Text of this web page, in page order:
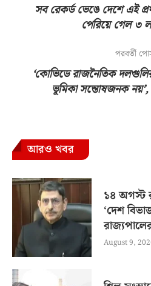
সব রেকর্ড ভেঙে দেশে এই
পেরিয়ে গেল ৩
পরবর্তী
‘কোভিডে রাজনৈতিক
ভূমিকা সন্তোষজনক
আরও খবর
১৪ অগস্ট
‘দেশ
August 9,